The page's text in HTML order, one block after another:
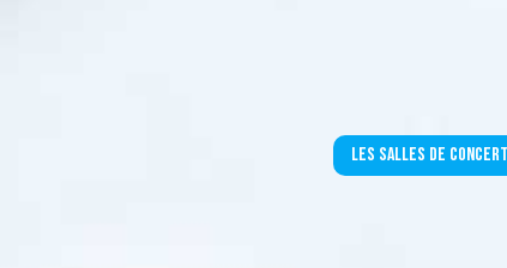
Les salles de